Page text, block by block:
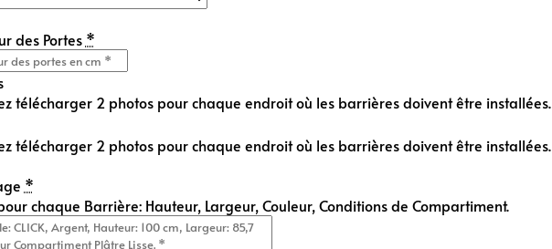
des Portes *
télécharger 2 photos pour chaque endroit où les barrières doivent être installées.
télécharger 2 photos pour chaque endroit où les barrières doivent être installées.
*
chaque Barrière: Hauteur, Largeur, Couleur, Conditions de Compartiment.